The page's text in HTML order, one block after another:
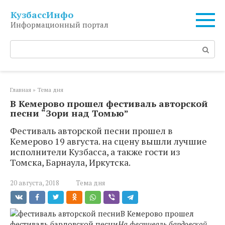
контенту
КузбассИнфо
Информационный портал
Поиск:
Главная » Тема дня
В Кемерово прошел фестиваль авторской
песни “Зори над Томью”
Фестиваль авторской песни прошел в
Кемерово 19 августа. на сцену вышли лучшие
исполнители Кузбасса, а также гости из
Томска, Барнаула, Иркутска.
20 августа, 2018 Тема дня
В Кемерово прошел